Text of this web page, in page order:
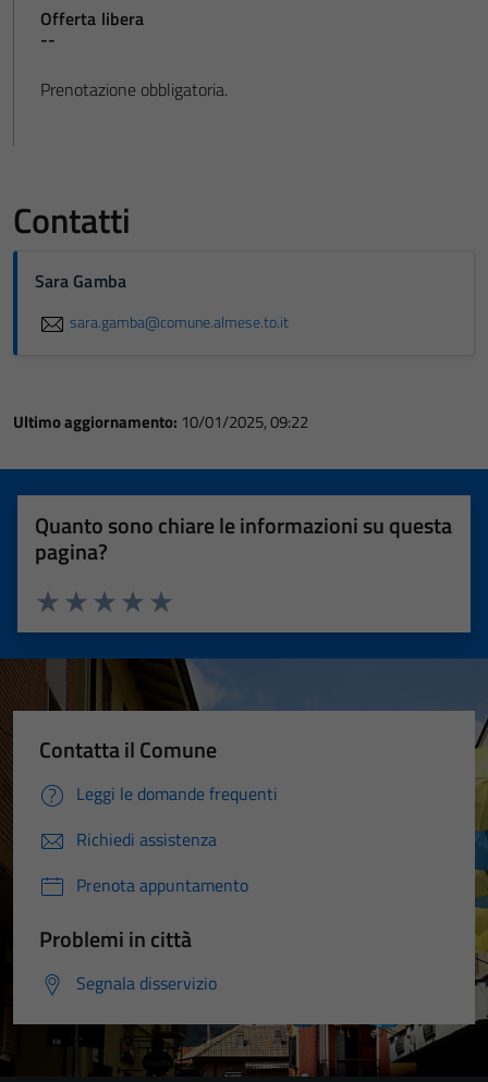
Offerta libera
--
Prenotazione obbligatoria.
Contatti
Sara Gamba
sara.gamba@comune.almese.to.it
Ultimo aggiornamento: 10/01/2025, 09:22
Quanto sono chiare le informazioni su questa
pagina?
Valuta 5 stelle su 5
Valuta 4 stelle su 5
Valuta 3 stelle su 5
Valuta 2 stelle su 5
Valuta 1 stelle su 5
Contatta il Comune
Leggi le domande frequenti
Richiedi assistenza
Prenota appuntamento
Problemi in città
Segnala disservizio